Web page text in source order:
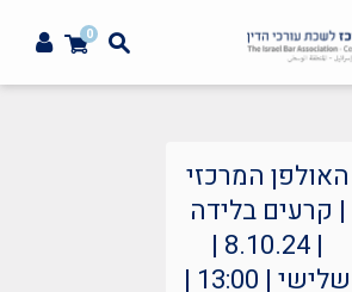
0
האולפן המרכזי
| קרעים בלידה
| 8.10.24 |
שלישי | 13:00 |